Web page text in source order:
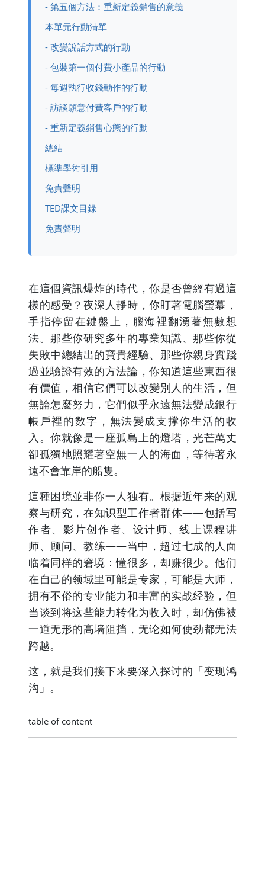
- 第五個方法：重新定義銷售的意義
本單元行動清單
- 改變說話方式的行動
- 包裝第一個付費小產品的行動
- 每週執行收錢動作的行動
- 訪談願意付費客戶的行動
- 重新定義銷售心態的行動
總結
標準學術引用
免責聲明
TED課文目録
免責聲明
在這個資訊爆炸的時代，你是否曾經有過這
樣的感受？夜深人靜時，你盯著電腦螢幕，
手指停留在鍵盤上，腦海裡翻湧著無數想
法。那些你研究多年的專業知識、那些你從
失敗中總結出的寶貴經驗、那些你親身實踐
過並驗證有效的方法論，你知道這些東西很
有價值，相信它們可以改變別人的生活，但
無論怎麼努力，它們似乎永遠無法變成銀行
帳戶裡的数字，無法變成支撑你生活的收
入。你就像是一座孤島上的燈塔，光芒萬丈
卻孤獨地照耀著空無一人的海面，等待著永
遠不會靠岸的船隻。
這種困境並非你一人独有。根据近年来的观
察与研究，在知识型工作者群体——包括写
作者、影片创作者、设计师、线上课程讲
师、顾问、教练——当中，超过七成的人面
临着同样的窘境：懂很多，却赚很少。他们
在自己的领域里可能是专家，可能是大师，
拥有不俗的专业能力和丰富的实战经验，但
当谈到将这些能力转化为收入时，却仿佛被
一道无形的高墙阻挡，无论如何使劲都无法
跨越。
这，就是我们接下来要深入探讨的「变现鸿
沟」。
table of content